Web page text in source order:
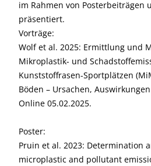
im Rahmen von Posterbeiträgen
präsentiert.
Vorträge:
Wolf et al. 2025: Ermittlung und
Mikroplastik- und
Kunststoffrasen-Sportplätzen
Böden – Ursachen,
Online 05.02.2025.
Poster:
Pruin et al. 2023: Determination
microplastic and pollutant